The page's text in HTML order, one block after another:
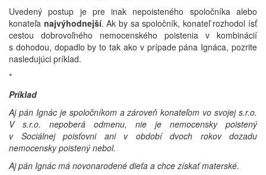
Uvedený postup je pre inak nepoisteného spoločníka alebo
konateľa najvýhodnejší. Ak by sa spoločník, konateľ rozhodol ísť
cestou dobrovoľného nemocenského poistenia v kombinácií
s dohodou, dopadlo by to tak ako v prípade pána Ignáca, pozrite
nasledujúci príklad.
*
Príklad
Aj pán Ignác je spoločníkom a zároveň konateľom vo svojej s.r.o.
V s.r.o. nepoberá odmenu, nie je nemocensky poistený
v Sociálnej poisťovni ani v období dvoch rokov dozadu
nemocensky poistený nebol.
Aj pán Ignác má novonarodené dieťa a chce získať materské.